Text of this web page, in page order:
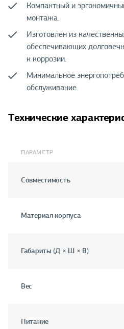
Компактный и
монтажа.
Изготовлен из
обеспечивающих
к коррозии.
Минимальное
обслуживание.
Технические
ПАРАМЕТР
Совместимость
Материал корпуса
Габариты (Д × Ш × В)
Вес
Питание